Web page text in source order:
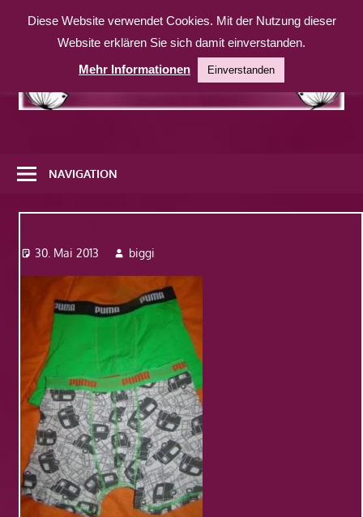
Inhalt
weitere
Website
NAVIGATION
30. Mai 2013 biggi
Diese Website verwendet Cookies. Mit der Nutzung dieser
Website erklären Sie sich damit einverstanden.
Mehr Informationen
Einverstanden